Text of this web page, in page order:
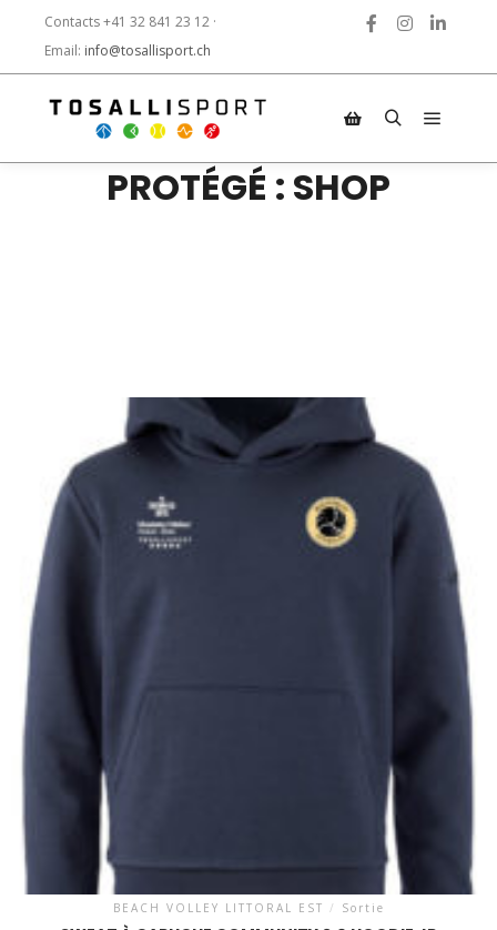
Contacts +41 32 841 23 12 ·
Email: info@tosallisport.ch
PROTÉGÉ : SHOP
BEACH VOLLEY LITTORAL EST / Sortie